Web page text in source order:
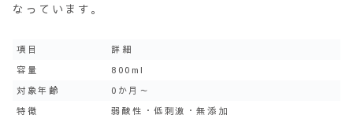
なっています。
項目
詳細
容量
800ml
対象年齢
0か月～
特徴
弱酸性・低刺激・無添加